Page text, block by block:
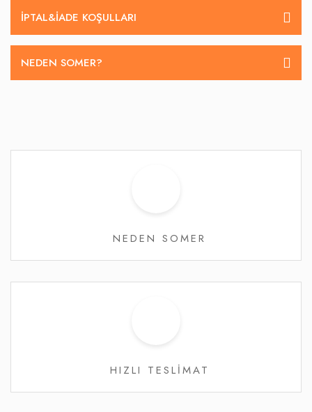
İPTAL&IADE KOŞULLARI
NEDEN SOMER?
NEDEN SOMER
HIZLI TESLİMAT